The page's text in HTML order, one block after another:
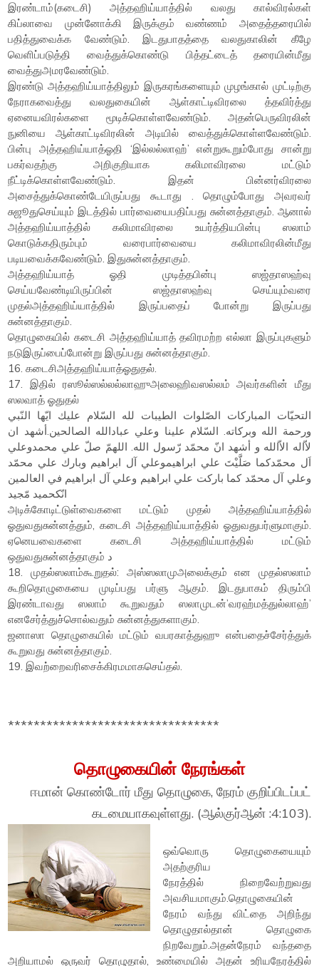
இரண்டாம்(கடைசி) அத்தஹிய்யாத்தில் வலது கால்விரல்கள்
கிப்லாவை முன்னோக்கி இருக்கும் வண்ணம் அதைத்தரையில்
பதித்துவைக்க வேண்டும். இடதுபாதத்தை வலதுகாலின் கீழே
வெளிப்படுத்தி வைத்துக்கொண்டு பித்தட்டைத் தரையின்மீது
வைத்துஅமரவேண்டும்.
இரண்டு அத்தஹிய்யாத்திலும் இருகரங்களையும் முழங்கால் முட்டிற்கு
நேராகவைத்து வலதுகையின் ஆள்காட்டிவிரலை த்தவிர்த்து
ஏனையவிரல்களை மூடிக்கொள்ளவேண்டும். அதன்பெருவிரலின்
நுனியை ஆள்காட்டிவிரலின் அடியில் வைத்துக்கொள்ளவேண்டும்.
பின்பு அத்தஹிய்யாத்ஓதி ‘இல்லல்லாஹ்’ என்றுகூறும்போது சான்று
பகர்வதற்கு அறிகுறியாக கலிமாவிரலை மட்டும்
நீட்டிக்கொள்ளவேண்டும். இதன் பின்னர்விரலை
அசைத்துக்கொண்டேயிருப்பது கூடாது . தொழும்போது அவரவர்
சுஜூதுசெய்யும் இடத்தில் பார்வையைபதிப்பது சுன்னத்தாகும். ஆனால்
அத்தஹிய்யாத்தில் கலிமாவிரலை உயர்த்தியபின்பு ஸலாம்
கொடுக்கதிரும்பும் வரைபார்வையை கலிமாவிரலின்மீது
படியவைக்கவேண்டும். இதுசுன்னத்தாகும்.
அத்தஹிய்யாத் ஓதி முடித்தபின்பு ஸஜ்தாஸஹ்வு
செய்யவேண்டியிருப்பின் ஸஜ்தாஸஹ்வு செய்யும்வரை
முதல்அத்தஹிய்யாத்தில் இருப்பதைப் போன்று இருப்பது
சுன்னத்தாகும்.
தொழுகையில் கடைசி அத்தஹிய்யாத் தவிரமற்ற எல்லா இருப்புகளும்
நடுஇருப்பைப்போன்று இருப்பது சுன்னத்தாகும்.
16. கடைசிஅத்தஹிய்யாத்ஓதுதல்.
17. இதில் ரஸூல்ஸல்லல்லாஹுஅலைஹிவஸல்லம் அவர்களின் மீது
ஸலவாத் ஓதுதல்
التحيّات المباركات الصّلوات الطيبات لله السّلام عليك ايّها النّبي
ورحمة الله وبركاته. السّلام علينا وعلي عبادالله الصالحين.أشهد ان
لاّاله الاّالله و أشهد انّ محمّد رّسول الله. اللهمّ صلّ علي محمدوعلي
اَل محمّدكما صَلَّيْتَ علي ابراهيموعلي آل ابراهيم وبارك علي محمّد
وعلي آل محمّد كما باركت علي ابراهيم وعلي آل ابراهيم في العالمين
அடிக்கோடிட்டுள்வைகளை மட்டும் முதல் அத்தஹிய்யாத்தில்
ஓதுவதுசுன்னத்தும், கடைசி அத்தஹிய்யாத்தில் ஓதுவதுபர்ளுமாகும்.
ஏனெயவைகளை கடைசி அத்தஹிய்யாத்தில் மட்டும்
18. முதல்ஸலாம்கூறுதல்: அஸ்ஸலாமுஅலைக்கும் என முதல்ஸலாம்
கூறிதொழுகையை முடிப்பது பர்ளு ஆகும். இடதுபாகம் திரும்பி
இரண்டாவது ஸலாம் கூறுவதும் ஸலாமுடன்’வரஹ்மத்துல்லாஹ்’
எனசேர்த்துச்சொல்வதும் சுன்னத்துகளாகும்.
ஜனாஸா தொழுகையில் மட்டும் வபரகாத்துஹு என்பதைச்சேர்த்துக்
கூறுவது சுன்னத்தாகும்.
19. இவற்றைவரிசைக்கிரமமாகசெய்தல்.
*********************************
தொழுகையின் நேரங்கள்
ஈமான் கொண்டோர் மீது தொழுகை, நேரம் குறிப்பிடப்பட்
கடமையாகவுள்ளது. (ஆல்குர்ஆன் :4:103).
ஒவ்வொரு தொழுகையையும்
அதற்குரிய
நேரத்தில் நிறைவேற்றுவது
அவசியமாகும்.தொழுகையின்
நேரம் வந்து விட்தை அறிந்து
தொழுதால்தான் தொழுகை
நிறவேறும்.அதன்நேரம் வந்ததை
அறியாமல் ஒருவர் தொழுதால், உண்மையில் அதன் உரியநேரத்தில்